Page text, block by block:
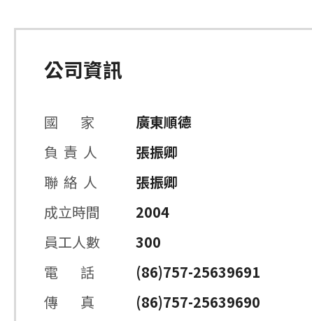
公司資訊
國 家
廣東順德
負 責 人
張振卿
聯 絡 人
張振卿
成立時間
2004
員工人數
300
電 話
(86)757-25639691
傳 真
(86)757-25639690